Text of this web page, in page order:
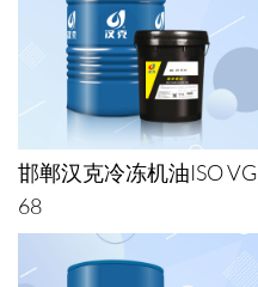
邯郸汉克冷冻机油ISO VG
68